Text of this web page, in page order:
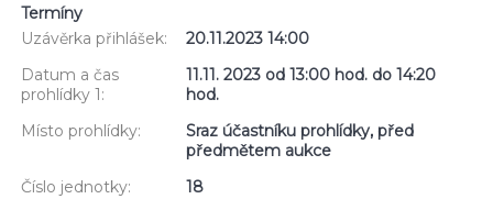
Termíny
Uzávěrka přihlášek:
20.11.2023 14:00
Datum a čas
prohlídky 1:
11.11. 2023 od 13:00 hod. do 14:20
hod.
Místo prohlídky:
Sraz účastníku prohlídky, před
předmětem aukce
Číslo jednotky:
18